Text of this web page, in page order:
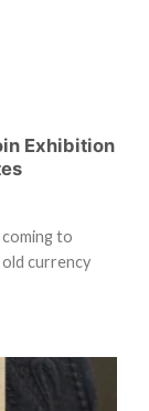
Exhibition
coming to
old currency